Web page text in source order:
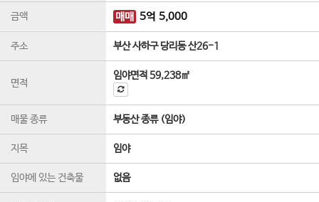
금액 매매 5억 5,000
주소 부산 사하구 당리동 산26-1
면적
임야면적59,238㎡
매물 종류 부동산 종류 (임야)
지목 임야
임야에 있는 건축물 없음